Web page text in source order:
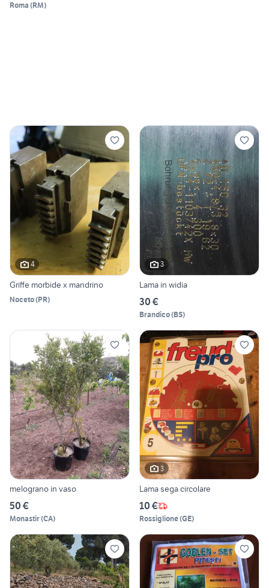
Roma (RM)
4
Griffe morbide x mandrino
Noceto(PR)
3
Lama in widia
30 €
Brandico(BS)
melograno in vaso
50 €
Monastir(CA)
3
Lama sega circolare
10 €
Rossiglione(GE)